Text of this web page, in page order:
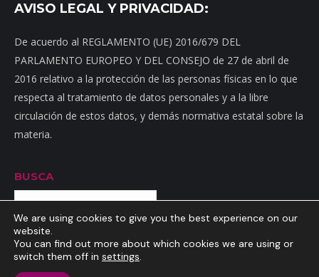
AVISO LEGAL Y PRIVACIDAD:
De acuerdo al REGLAMENTO (UE) 2016/679 DEL
PARLAMENTO EUROPEO Y DEL CONSEJO de 27 de abril de
2016 relativo a la protección de las personas físicas en lo que
respecta al tratamiento de datos personales y a la libre
circulación de estos datos, y demás normativa estatal sobre la
materia.
BUSCA
We are using cookies to give you the best experience on our
website.
You can find out more about which cookies we are using or
switch them off in settings.